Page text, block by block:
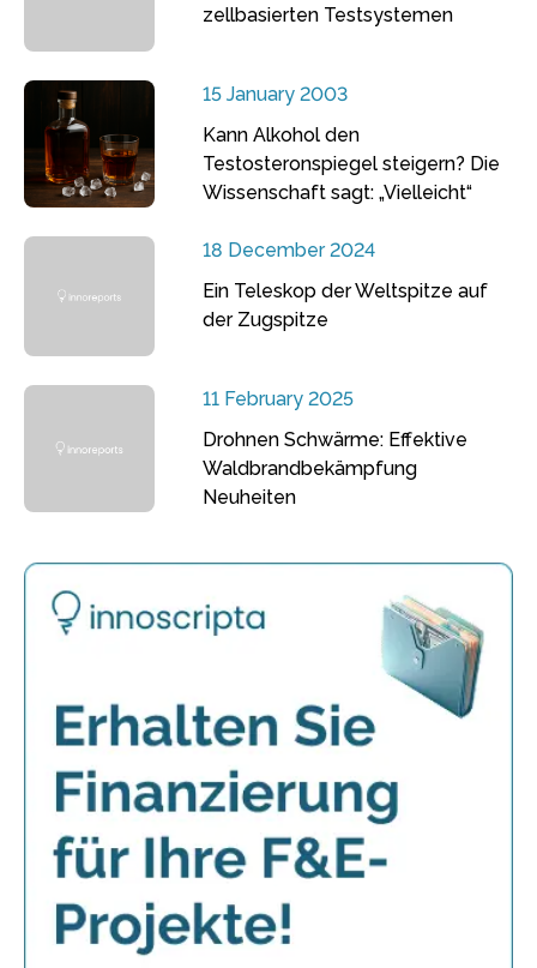
zellbasierten Testsystemen
15 January 2003
Kann Alkohol den
Testosteronspiegel steigern? Die
Wissenschaft sagt: „Vielleicht“
18 December 2024
Ein Teleskop der Weltspitze auf
der Zugspitze
11 February 2025
Drohnen Schwärme: Effektive
Waldbrandbekämpfung
Neuheiten